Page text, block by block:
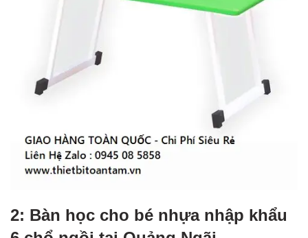
2: Bàn học cho bé nhựa nhập khẩu